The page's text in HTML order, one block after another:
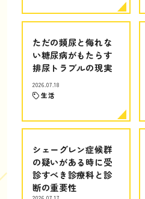
ただの頻尿と侮れな
い糖尿病がもたらす
排尿トラブルの現実
2026.07.18
生活
シェーグレン症候群
の疑いがある時に受
診すべき診療科と診
断の重要性